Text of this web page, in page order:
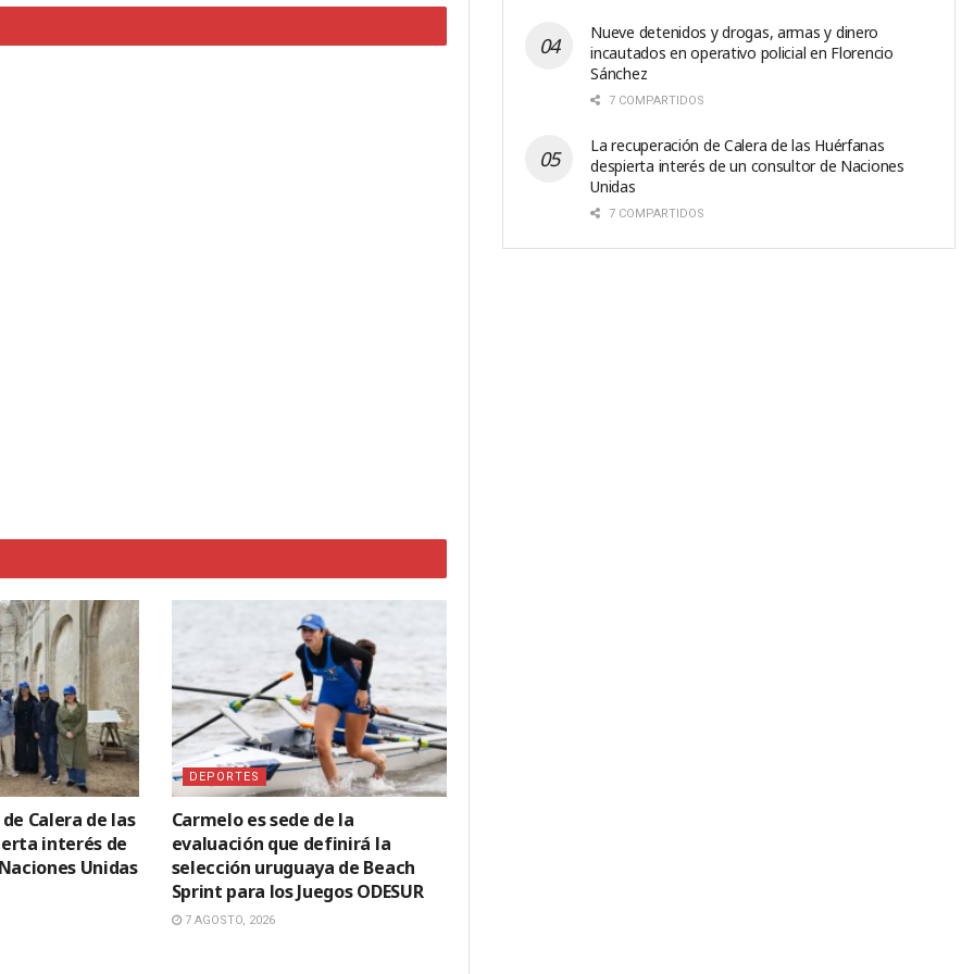
Calera de las
interés de
Unidas
DEPORTES
Carmelo es sede de la
evaluación que definirá la
selección uruguaya de Beach
Sprint para los Juegos ODESUR
7 AGOSTO, 2026
Nueve detenidos y drogas, armas y dinero
incautados en operativo policial en Florencio
Sánchez
7 COMPARTIDOS
La recuperación de Calera de las Huérfanas
despierta interés de un consultor de Naciones
Unidas
7 COMPARTIDOS